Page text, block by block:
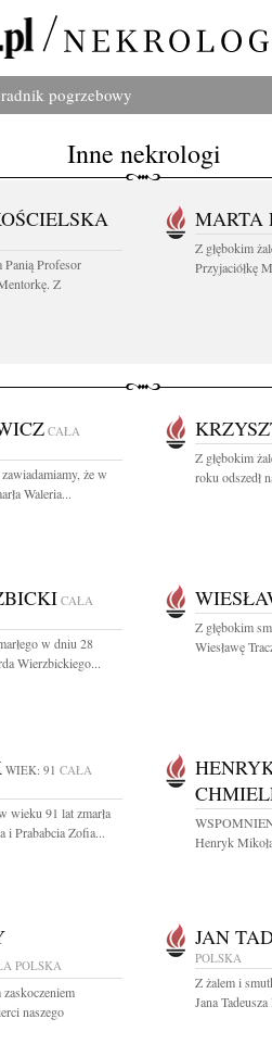
pogrzebowy
Inne nekrologi
Panią Profesor
Z
MARTA
Z głębokim
Przyjaciółkę
CAŁA
że w
Waleria...
Z głębokim
roku odszedł
CAŁA
w dniu 28
Wierzbickiego...
Z głębokim
Wiesławę
WIEK: 91 CAŁA
wieku 91 lat zmarła
i Prababcia Zofia...
Henryk
POLSKA
naszego
JAN
POLSKA
Z żalem i
Jana